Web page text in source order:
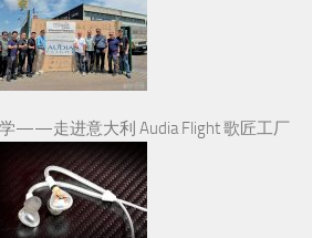
——走进意大利 Audia Flight 歌匠工厂